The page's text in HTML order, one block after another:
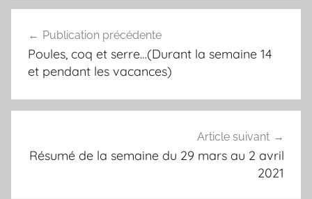
de
l’article
Publication précédente
Poules, coq et serre…(Durant la semaine 14
et pendant les vacances)
Article suivant
Résumé de la semaine du 29 mars au 2 avril
2021